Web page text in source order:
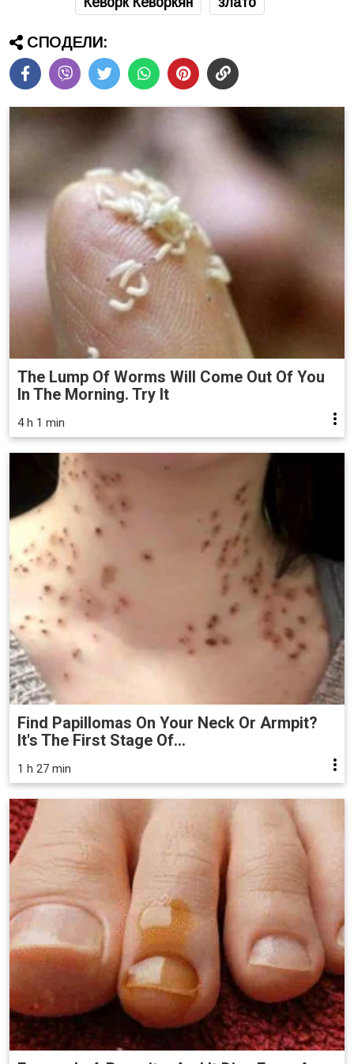
СПОДЕЛИ:
The Lump Of Worms Will Come Out Of You
In The Morning. Try It
4 h 1 min
Find Papillomas On Your Neck Or Armpit?
It's The First Stage Of...
1 h 27 min